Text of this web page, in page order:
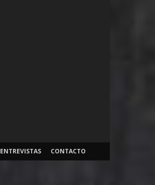
ENTREVISTAS CONTACTO